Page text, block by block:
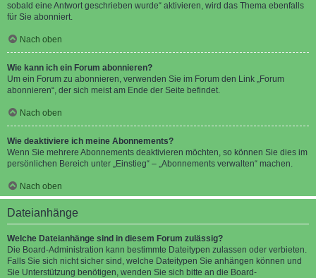
sobald eine Antwort geschrieben wurde“ aktivieren, wird das Thema ebenfalls
für Sie abonniert.
Nach oben
Wie kann ich ein Forum abonnieren?
Um ein Forum zu abonnieren, verwenden Sie im Forum den Link „Forum
abonnieren“, der sich meist am Ende der Seite befindet.
Nach oben
Wie deaktiviere ich meine Abonnements?
Wenn Sie mehrere Abonnements deaktivieren möchten, so können Sie dies im
persönlichen Bereich unter „Einstieg“ – „Abonnements verwalten“ machen.
Nach oben
Dateianhänge
Welche Dateianhänge sind in diesem Forum zulässig?
Die Board-Administration kann bestimmte Dateitypen zulassen oder verbieten.
Falls Sie sich nicht sicher sind, welche Dateitypen Sie anhängen können und
Sie Unterstützung benötigen, wenden Sie sich bitte an die Board-